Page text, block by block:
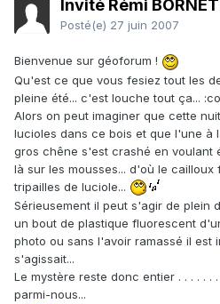
Invité Rémi BORNET
Posté(e) 27 juin 2007
Bienvenue sur géoforum !
Qu'est ce que vous fesiez tout les
pleine été... c'est louche tout ça...
Alors on peut imaginer que cette
lucioles dans ce bois et que l'une à
gros chêne s'est crashé en voulant
là sur les mousses... d'où le
tripailles de luciole...
Sérieusement il peut s'agir de plein
un bout de plastique fluorescent
photo ou sans l'avoir ramassé il est
s'agissait...
Le mystère reste donc entier . . . . . .
parmi-nous...